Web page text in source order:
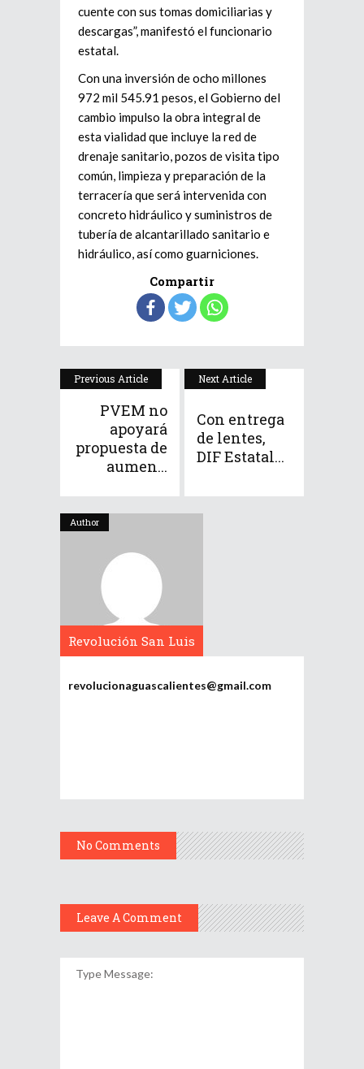
cuente con sus tomas domiciliarias y
descargas”, manifestó el funcionario
estatal.
Con una inversión de ocho millones
972 mil 545.91 pesos, el Gobierno del
cambio impulso la obra integral de
esta vialidad que incluye la red de
drenaje sanitario, pozos de visita tipo
común, limpieza y preparación de la
terracería que será intervenida con
concreto hidráulico y suministros de
tubería de alcantarillado sanitario e
hidráulico, así como guarniciones.
Compartir
Previous Article
PVEM no
apoyará
propuesta de
aumen...
Next Article
Con entrega
de lentes,
DIF Estatal...
Author
Revolución San Luis
revolucionaguascalientes@gmail.com
No Comments
Leave A Comment